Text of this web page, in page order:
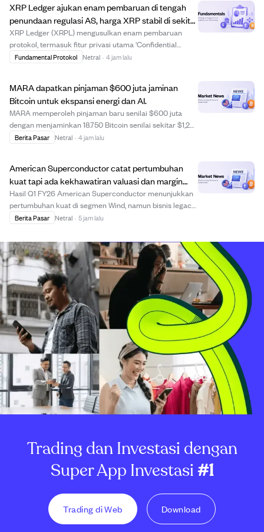
XRP Ledger ajukan enam pembaruan di tengah
penundaan regulasi AS, harga XRP stabil di sekitar
$1.
XRP Ledger (XRPL) mengusulkan enam pembaruan
protokol, termasuk fitur privasi utama 'Confidential
Transfers' untuk pengguna institusional. Pembaruan ini
Fundamental Protokol Netral · 4 jam lalu
MARA dapatkan pinjaman $600 juta jaminan
Bitcoin untuk ekspansi energi dan AI.
MARA memperoleh pinjaman baru senilai $600 juta
dengan menjaminkan 18.750 Bitcoin senilai sekitar $1,2
miliar untuk mendanai ekspansi ke pembangkit listrik
Berita Pasar Netral · 4 jam lalu
American Superconductor catat pertumbuhan
kuat tapi ada kekhawatiran valuasi dan margin
setelah hasil Q1 FY26.
Hasil Q1 FY26 American Superconductor menunjukkan
pertumbuhan kuat di segmen Wind, namun bisnis legacy
Grid dan NWL melemah, menyebabkan pergeseran
dan margin laba terlihat menjanjikan, valuasi perus...
Berita Pasar Netral · 5 jam lalu
Trading dan Investasi dengan
Super App Investasi#1
Trading di Web Download